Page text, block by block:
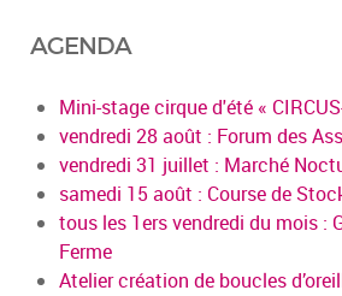
AGENDA
Mini-stage cirque d'été «
vendredi 28 août : Forum des
vendredi 31 juillet : Marché
samedi 15 août : Course de
tous les 1ers vendredi du mois :
Ferme
Atelier création de boucles